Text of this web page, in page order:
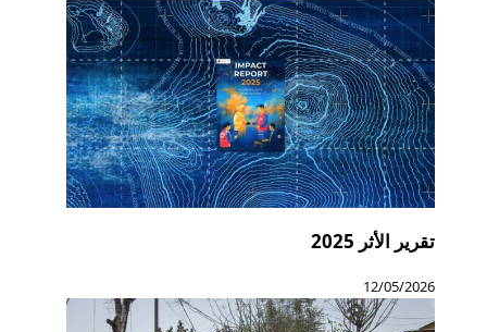
تقرير الأثر 2025
12/05/2026